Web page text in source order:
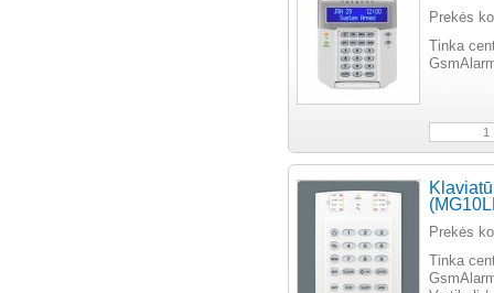
Prekės
Tinka
Prekės
Tinka